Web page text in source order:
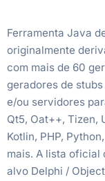
Ferramenta Java
originalmente
com mais de 60
geradores de
e/ou servidores
Qt5, Oat++, Tizen,
Kotlin, PHP,
mais. A lista oficial
alvo Delphi /